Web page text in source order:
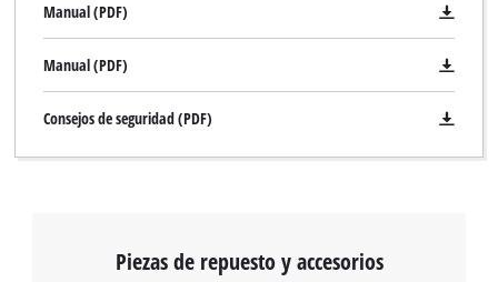
Manual (PDF)
Manual (PDF)
Consejos de seguridad (PDF)
Piezas de repuesto y accesorios